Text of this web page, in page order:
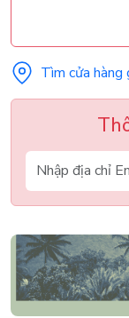
Tìm cửa hàng